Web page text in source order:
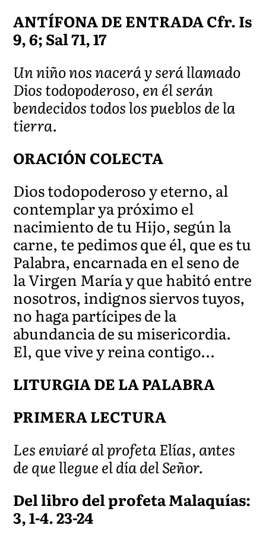
ANTÍFONA DE ENTRADA Cfr. Is
9, 6; Sal 71, 17
Un niño nos nacerá y será llamado
Dios todopoderoso, en él serán
bendecidos todos los pueblos de la
tierra.
ORACIÓN COLECTA
Dios todopoderoso y eterno, al
contemplar ya próximo el
nacimiento de tu Hijo, según la
carne, te pedimos que él, que es tu
Palabra, encarnada en el seno de
la Virgen María y que habitó entre
nosotros, indignos siervos tuyos,
no haga partícipes de la
abundancia de su misericordia.
El, que vive y reina contigo…
LITURGIA DE LA PALABRA
PRIMERA LECTURA
Les enviaré al profeta Elías, antes
de que llegue el día del Señor.
Del libro del profeta Malaquías:
3, 1-4. 23-24